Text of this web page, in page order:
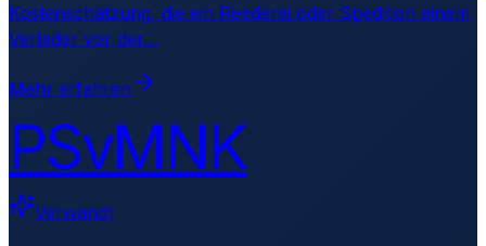
Kostenschätzung, die ein Reederei oder Spedition einem
Verlader vor der…
Mehr erfahren
PSvMNK
Verwandt